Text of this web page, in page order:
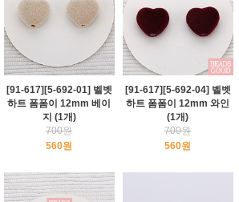
[91-617][5-692-01] 벨벳
하트 폼폼이 12mm 베이
지 (1개)
700원
560원
[91-617][5-692-04] 벨벳
하트 폼폼이 12mm 와인
(1개)
700원
560원